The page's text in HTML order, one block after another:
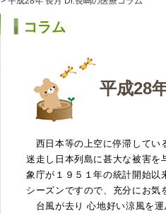
コラム
平成28
西日本等の上空に停滞してい
迷走し日本列島に甚大な被害を
象庁が１９５１年の統計開始以
シーズンですので、充分にお気
台風が去り 心地好い涼風を運